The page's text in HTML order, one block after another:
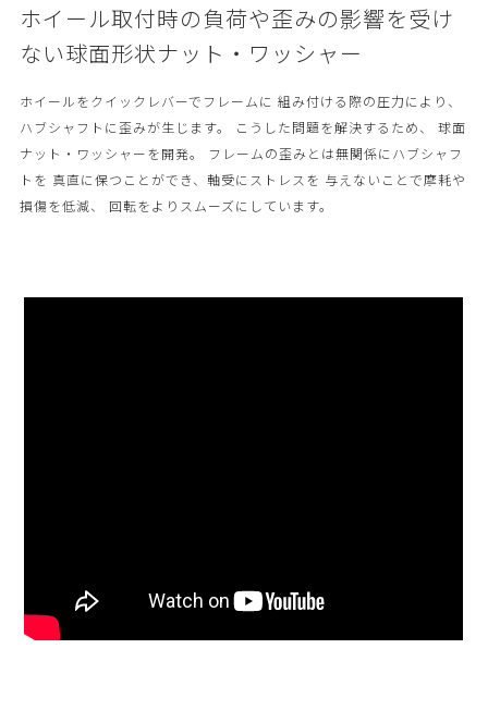
ホイール取付時の負荷や歪みの影響を受け
ない球面形状ナット・ワッシャー
ホイールをクイックレバーでフレームに 組み付ける際の圧力により、
ハブシャフトに歪みが生じます。 こうした問題を解決するため、 球面
ナット・ワッシャーを開発。 フレームの歪みとは無関係にハブシャフ
トを 真直に保つことができ、軸受にストレスを 与えないことで摩耗や
損傷を低減、 回転をよりスムーズにしています。